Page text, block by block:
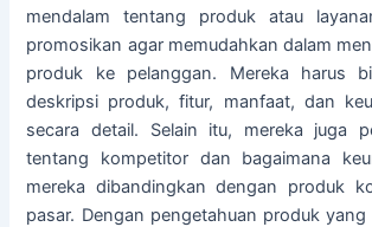
mendalam tentang produk atau
promosikan agar memudahkan dalam
produk ke pelanggan. Mereka harus
deskripsi produk, fitur, manfaat, dan
secara detail. Selain itu, mereka juga
tentang kompetitor dan bagaimana
mereka dibandingkan dengan produk
pasar. Dengan pengetahuan produk yang